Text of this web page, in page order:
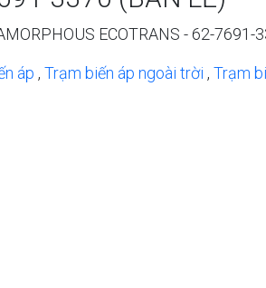
ECOTRANS - 62-7691-
áp , Trạm biến áp ngoài trời , Trạm